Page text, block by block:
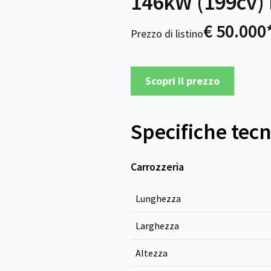
Prezzo di listino€
Scopri il prezzo
Specifiche
Carrozzeria
Lunghezza
Larghezza
Altezza